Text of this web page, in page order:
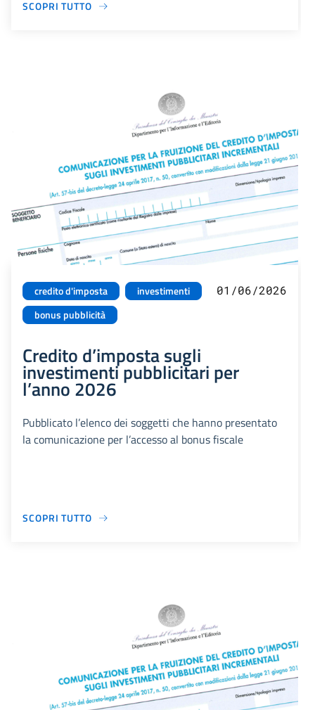
SCOPRI TUTTO
credito d'imposta
investimenti
bonus pubblicità
01/06/2026
Credito d’imposta sugli
investimenti pubblicitari per
l’anno 2026
Pubblicato l’elenco dei soggetti che hanno presentato
la comunicazione per l’accesso al bonus fiscale
SCOPRI TUTTO